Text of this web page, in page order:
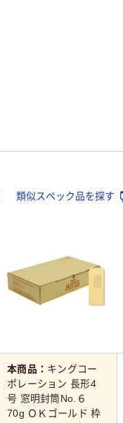
類似スペック品を探す
本商品： キングコー
ポレーション 長形4
号 窓明封筒No.６
70g ＯＫゴールド 枠